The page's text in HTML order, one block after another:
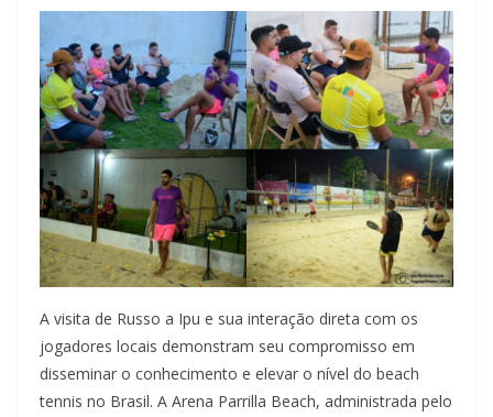
A visita de Russo a Ipu e sua interação direta com os
jogadores locais demonstram seu compromisso em
disseminar o conhecimento e elevar o nível do beach
tennis no Brasil. A Arena Parrilla Beach, administrada pelo